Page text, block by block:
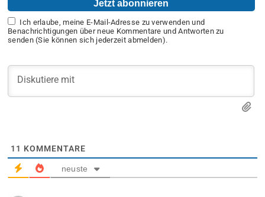
Ich erlaube, meine E-Mail-Adresse zu verwenden und
Benachrichtigungen über neue Kommentare und Antworten zu
senden (Sie können sich jederzeit abmelden).
11 KOMMENTARE
neuste